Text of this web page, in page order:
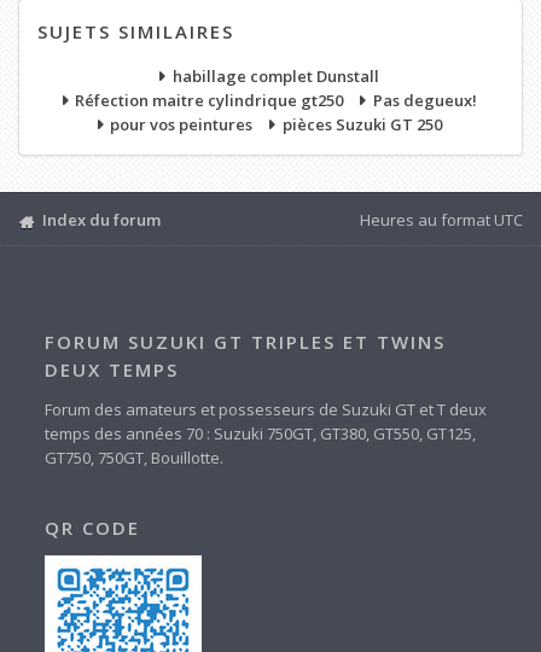
SUJETS SIMILAIRES
habillage complet Dunstall
Réfection maitre cylindrique gt250
Pas degueux!
pour vos peintures
pièces Suzuki GT 250
Index du forum Heures au format UTC
FORUM SUZUKI GT TRIPLES ET TWINS
DEUX TEMPS
Forum des amateurs et possesseurs de Suzuki GT et T deux
temps des années 70 : Suzuki 750GT, GT380, GT550, GT125,
GT750, 750GT, Bouillotte.
QR CODE